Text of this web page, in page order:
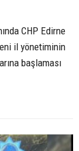
CHP Edirne
il yönetiminin
başlaması